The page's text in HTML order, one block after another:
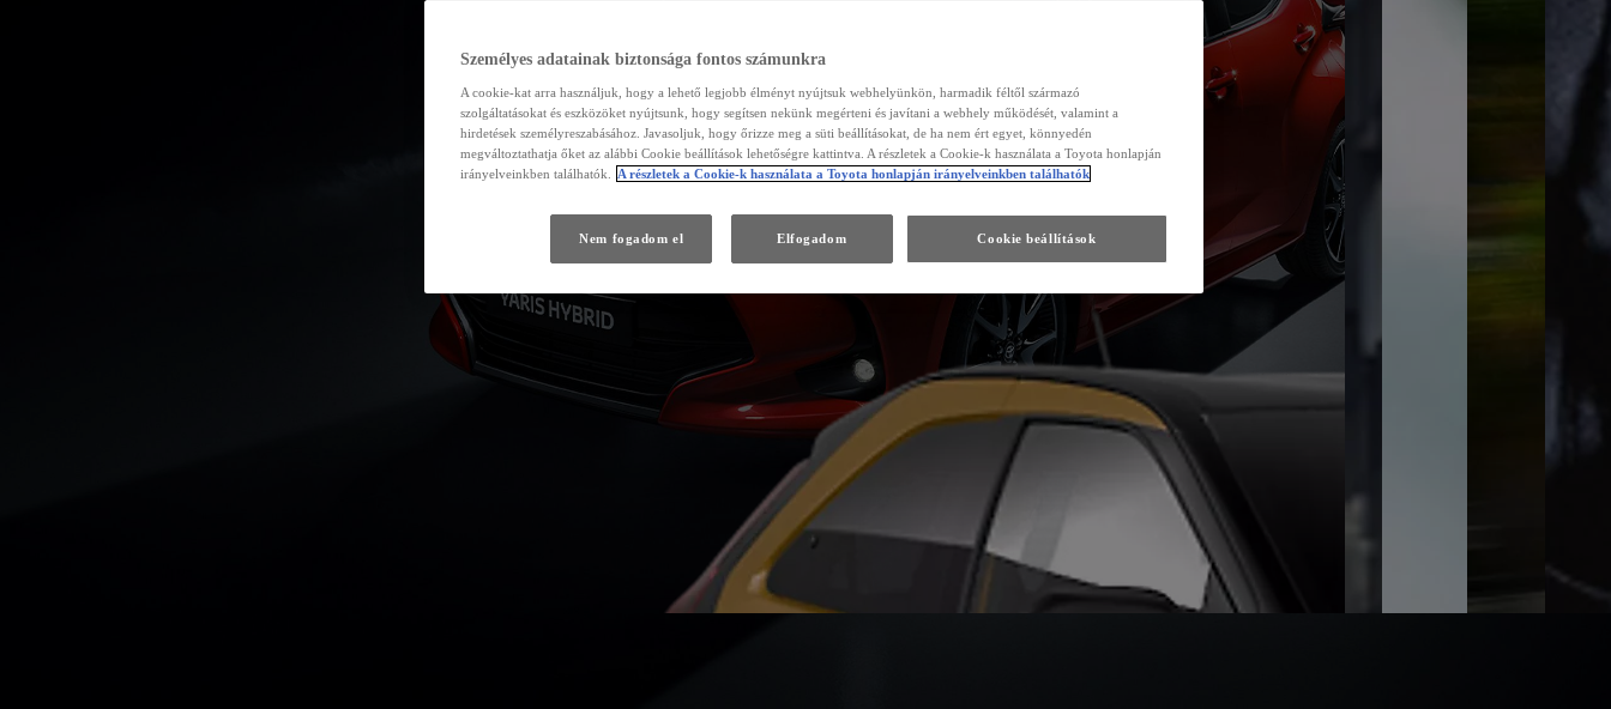
Személyes adatainak biztonsága fontos számunkra
A cookie-kat arra használjuk, hogy a lehető legjobb élményt nyújtsuk webhelyünkön, harmadik féltől származó
szolgáltatásokat és eszközöket nyújtsunk, hogy segítsen nekünk megérteni és javítani a webhely működését, valamint a
hirdetések személyreszabásához. Javasoljuk, hogy őrizze meg a süti beállításokat, de ha nem ért egyet, könnyedén
megváltoztathatja őket az alábbi Cookie beállítások lehetőségre kattintva. A részletek a Cookie-k használata a Toyota honlapján
irányelveinkben találhatók.
A részletek a Cookie-k használata a Toyota honlapján irányelveinkben találhatók
Cookie beállítások
Nem fogadom el Elfogadom